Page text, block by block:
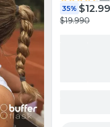
35%
$19.990